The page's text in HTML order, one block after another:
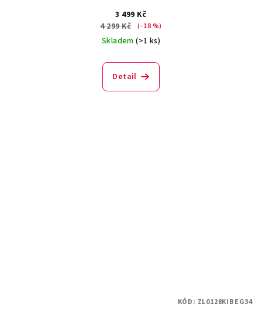
3 499 Kč
4 299 Kč
(–18 %)
Skladem(>1 ks)
Detail
KÓD: ZL0128KIBEG34